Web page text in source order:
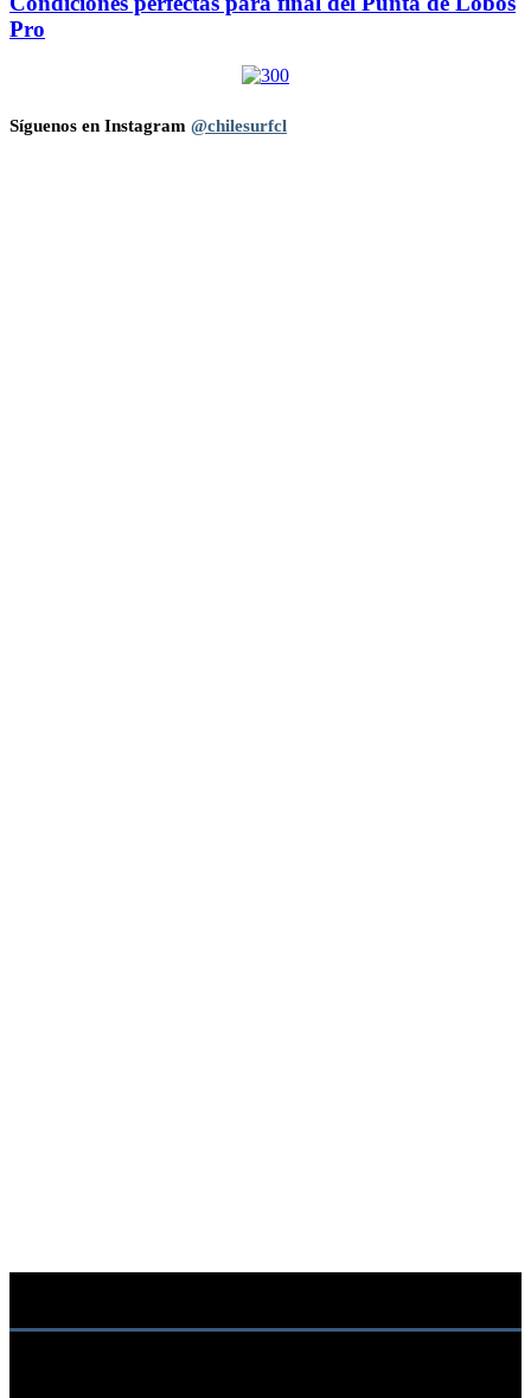
Pro
Síguenos en Instagram @chilesurfcl